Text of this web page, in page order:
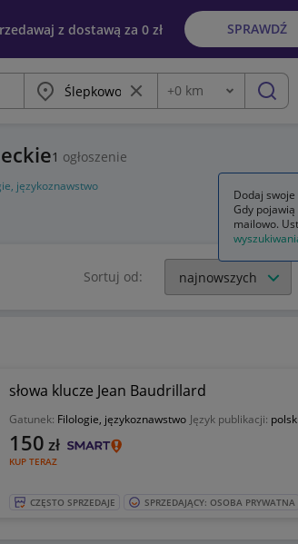
z dostawą za 0 zł SPRAWDŹ
Miasto Wyczyść frazę
Odległość
+0 km szukaj
1 ogłoszenie
językoznawstwo
Sortuj od:
słowa klucze Jean Baudrillard
Gatunek: Filologie, językoznawstwo Język publikacji: polski
KUP TERAZ
150 zł
CZĘSTO SPRZEDAJE SPRZEDAJĄCY: OSOBA PRYWATNA
Dodaj
Gdy
mailowo.